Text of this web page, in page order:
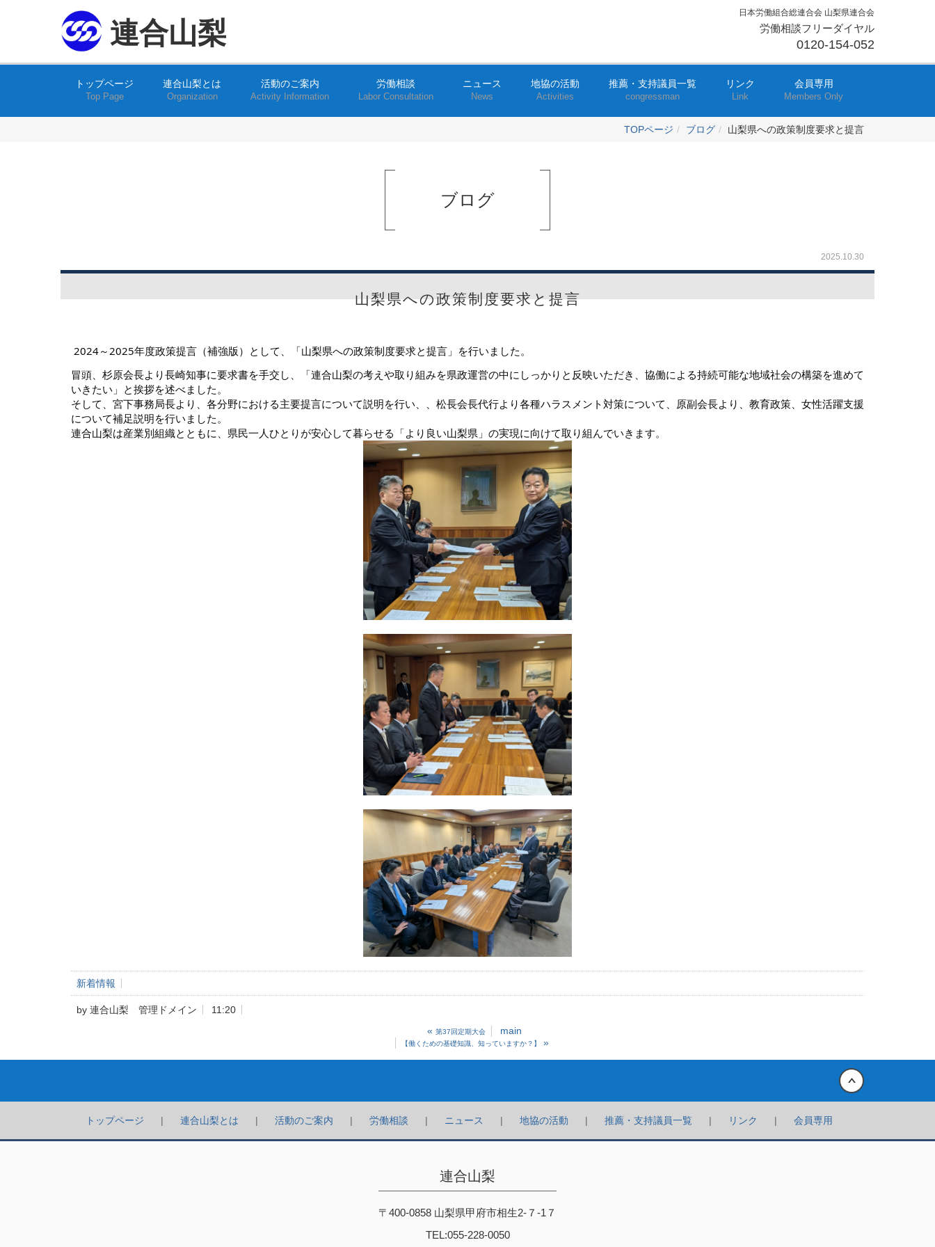
連合山梨
日本労働組合総連合会 山梨県連合会
労働相談フリーダイヤル
0120-154-052
トップページ
Top Page
連合山梨とは
Organization
活動のご案内
Activity Information
労働相談
Labor Consultation
ニュース
News
地協の活動
Activities
推薦・支持議員一覧
congressman
リンク
Link
会員専用
Members Only
TOPページ ブログ 山梨県への政策制度要求と提言
ブログ
2025.10.30
山梨県への政策制度要求と提言
2024～2025年度政策提言（補強版）として、「山梨県への政策制度要求と提言」を行いました。
冒頭、杉原会長より長崎知事に要求書を手交し、「連合山梨の考えや取り組みを県政運営の中にしっかりと反映いただき、協働による持続可能な地域社会の構築を進めて
いきたい」と挨拶を述べました。
そして、宮下事務局長より、各分野における主要提言について説明を行い、、松長会長代行より各種ハラスメント対策について、原副会長より、教育政策、女性活躍支援
について補足説明を行いました。
連合山梨は産業別組織とともに、県民一人ひとりが安心して暮らせる「より良い山梨県」の実現に向けて取り組んでいきます。
新着情報
by 連合山梨 管理ドメイン
11:20
« 第37回定期大会 main
【働くための基礎知識、知っていますか？】 »
トップページ 連合山梨とは 活動のご案内 労働相談 ニュース 地協の活動 推薦・支持議員一覧 リンク 会員専用
連合山梨
〒400-0858 山梨県甲府市相生2-７-1７
TEL:055-228-0050